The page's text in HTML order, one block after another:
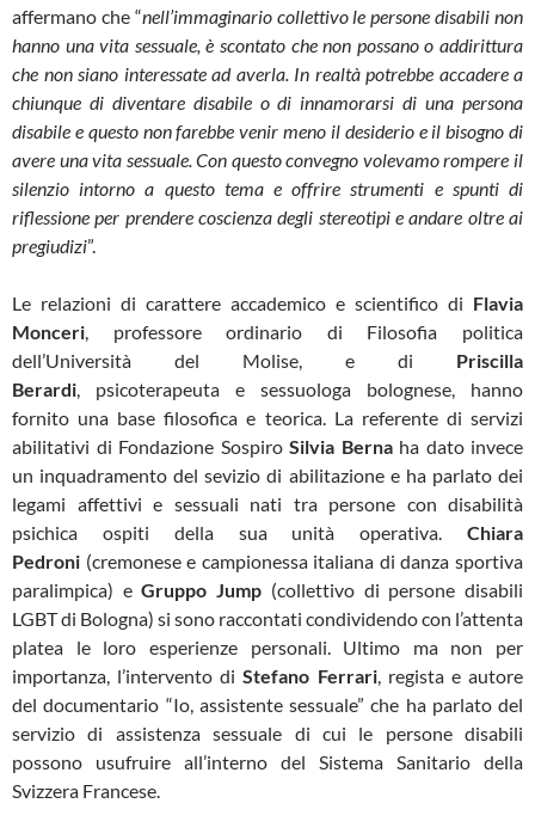
affermano che “nell’immaginario collettivo le persone disabili non
hanno una vita sessuale, è scontato che non possano o addirittura
che non siano interessate ad averla. In realtà potrebbe accadere a
chiunque di diventare disabile o di innamorarsi di una persona
disabile e questo non farebbe venir meno il desiderio e il bisogno di
avere una vita sessuale. Con questo convegno volevamo rompere il
silenzio intorno a questo tema e offrire strumenti e spunti di
riflessione per prendere coscienza degli stereotipi e andare oltre ai
pregiudizi”.
Le relazioni di carattere accademico e scientifico di Flavia
Monceri , professore ordinario di Filosofia politica
dell’Università del Molise, e di Priscilla
Berardi , psicoterapeuta e sessuologa bolognese, hanno
fornito una base filosofica e teorica. La referente di servizi
abilitativi di Fondazione Sospiro Silvia Bernaha dato invece
un inquadramento del sevizio di abilitazione e ha parlato dei
legami affettivi e sessuali nati tra persone con disabilità
psichica ospiti della sua unità operativa. Chiara
Pedroni (cremonese e campionessa italiana di danza sportiva
paralimpica) eGruppo Jump (collettivo di persone disabili
LGBT di Bologna) si sono raccontati condividendo con l’attenta
platea le loro esperienze personali. Ultimo ma non per
importanza, l’intervento di Stefano Ferrari, regista e autore
del documentario “Io, assistente sessuale” che ha parlato del
servizio di assistenza sessuale di cui le persone disabili
possono usufruire all’interno del Sistema Sanitario della
Svizzera Francese.